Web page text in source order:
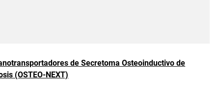
de Secretoma Osteoinductivo de
(OSTEO-NEXT)